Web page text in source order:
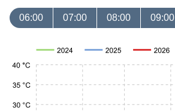
06:00 07:00 08:00 09:00